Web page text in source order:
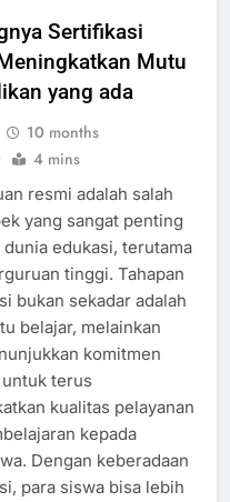
Sertifikasi
Mutu
yang ada
10 months
4 mins
resmi adalah salah
yang sangat penting
dunia edukasi, terutama
tinggi. Tahapan
bukan sekadar adalah
belajar, melainkan
komitmen
terus
kualitas pelayanan
kepada
Dengan keberadaan
para siswa bisa lebih